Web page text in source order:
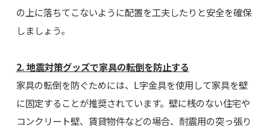
の上に落ちてこないように配置を工夫したりと安全を確保
しましょう。
2. 地震対策グッズで家具の転倒を防止する
家具の転倒を防ぐためには、L字金具を使用して家具を壁
に固定することが推奨されています。壁に桟のない住宅や
コンクリート壁、賃貸物件などの場合、耐震用の突っ張り